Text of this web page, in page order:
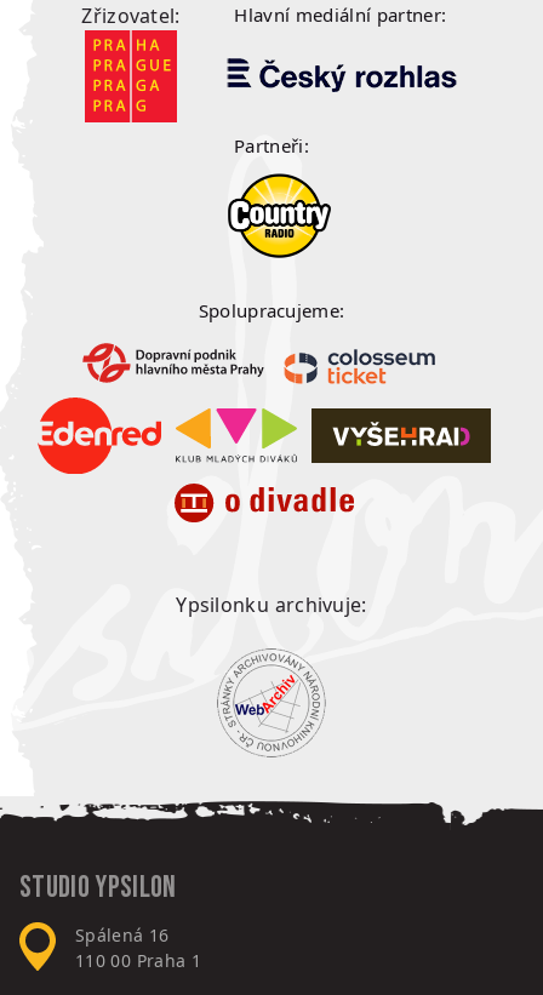
Zřizovatel: Hlavní mediální partner:
Partneři:
Spolupracujeme:
Ypsilonku archivuje:
Studio Ypsilon
Spálená 16
110 00 Praha 1